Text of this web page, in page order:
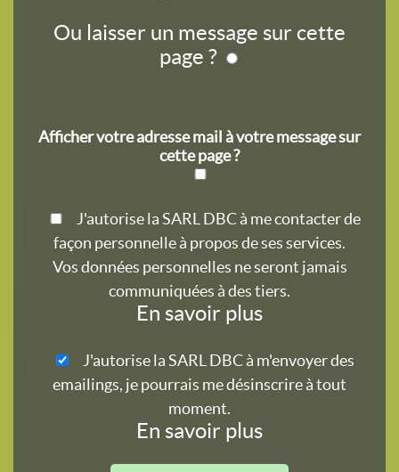
Ou laisser un message sur cette
page ?
Afficher votre adresse mail à votre message sur
cette page ?
J'autorise la SARL DBC à me contacter de
façon personnelle à propos de ses services.
Vos données personnelles ne seront jamais
communiquées à des tiers.
En savoir plus
J'autorise la SARL DBC à m'envoyer des
emailings, je pourrais me désinscrire à tout
moment.
En savoir plus